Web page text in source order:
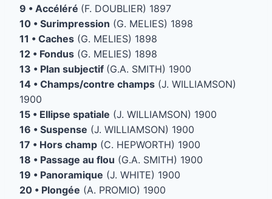
9 • Accéléré (F. DOUBLIER) 1897
10 • Surimpression (G. MELIES) 1898
11 • Caches (G. MELIES) 1898
12 • Fondus (G. MELIES) 1898
13 • Plan subjectif (G.A. SMITH) 1900
14 • Champs/contre champs (J. WILLIAMSON)
1900
15 • Ellipse spatiale (J. WILLIAMSON) 1900
16 • Suspense (J. WILLIAMSON) 1900
17 • Hors champ (C. HEPWORTH) 1900
18 • Passage au flou (G.A. SMITH) 1900
19 • Panoramique (J. WHITE) 1900
20 • Plongée (A. PROMIO) 1900